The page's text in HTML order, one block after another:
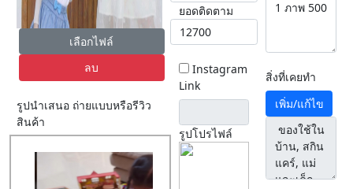
เลือกไฟล์
ลบ
รูปนำเสนอ ถ่ายแบบหรือรีวิว
สินค้า
ยอดติดตาม
Instagram
Link
รูปโปรไฟล์
สิ่งที่เคยทำ
เพิ่ม/แก้ไข